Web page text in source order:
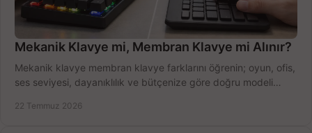
Mekanik Klavye mi, Membran Klavye mi Alınır?
Mekanik klavye membran klavye farklarını öğrenin; oyun, ofis,
ses seviyesi, dayanıklılık ve bütçenize göre doğru modeli
22 Temmuz 2026